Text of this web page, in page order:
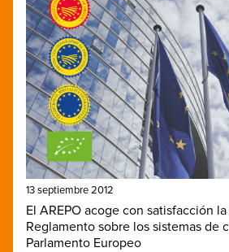
13 septiembre 2012
El AREPO acoge con satisfacción
Reglamento sobre los sistemas de
Parlamento Europeo